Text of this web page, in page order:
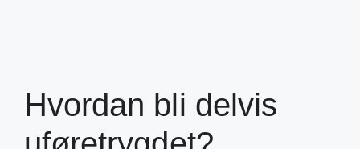
Hvordan bli delvis